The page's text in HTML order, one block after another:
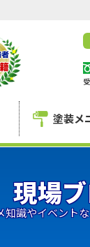
塗装メ
現場
知識やイベント